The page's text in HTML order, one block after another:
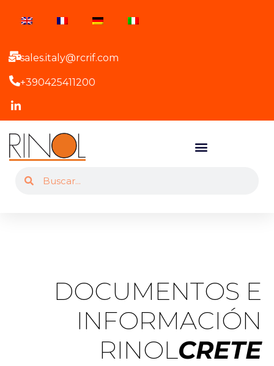
sales.italy@rcrif.com
+390425411200
DOCUMENTOS E
INFORMACIÓN
RINOLCRETE